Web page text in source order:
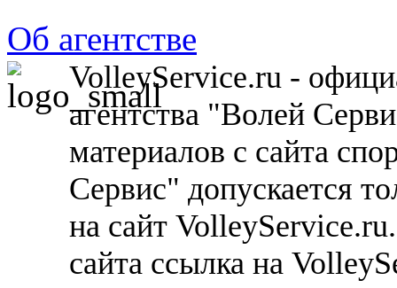
Об агентстве
VolleyService.ru -
агентства "Волей
материалов с сайта
Сервис" допускается
на сайт
сайта ссылка на